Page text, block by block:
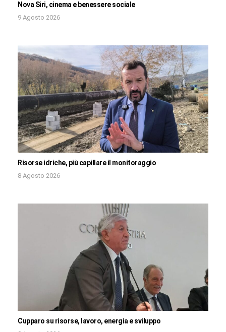
Nova Siri, cinema e benessere sociale
9 Agosto 2026
Risorse idriche, più capillare il monitoraggio
8 Agosto 2026
Cupparo su risorse, lavoro, energia e sviluppo